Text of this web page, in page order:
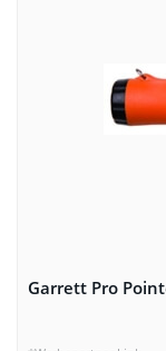
Garrett Pro